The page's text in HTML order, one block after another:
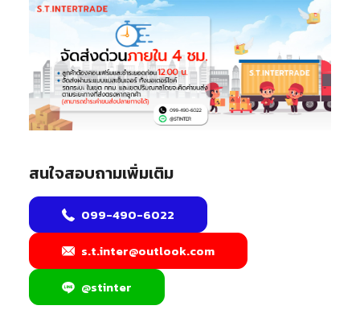
สนใจสอบถามเพิ่มเติม
099-490-6022
s.t.inter@outlook.com
@stinter